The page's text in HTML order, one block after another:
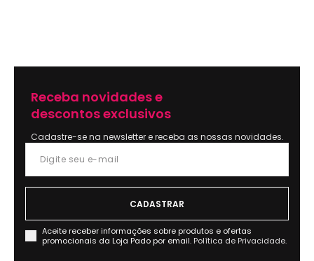
Receba novidades e
descontos exclusivos
Cadastre-se na newsletter e receba as nossas novidades.
Aceite receber informações sobre produtos e ofertas
promocionais da Loja Pado por email. Política de Privacidade.